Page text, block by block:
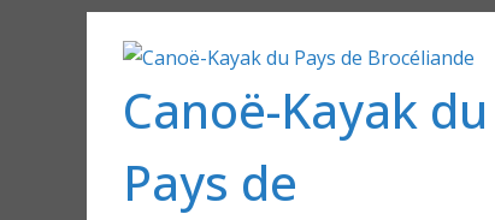
contenuCanoë-Kayak du
Pays de